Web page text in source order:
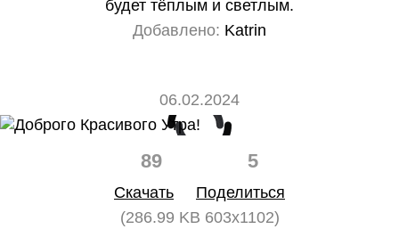
будет тёплым и светлым.
Добавлено: Katrin
06.02.2024
89 5
Скачать
Поделиться
(286.99 KB 603x1102)